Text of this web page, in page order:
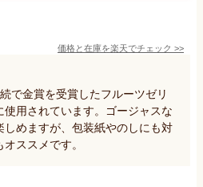
価格と在庫を楽天でチェック >>
で金賞を受賞したフルーツゼリ
用されています。ゴージャスな
めますが、包装紙やのしにも対
ススメです。